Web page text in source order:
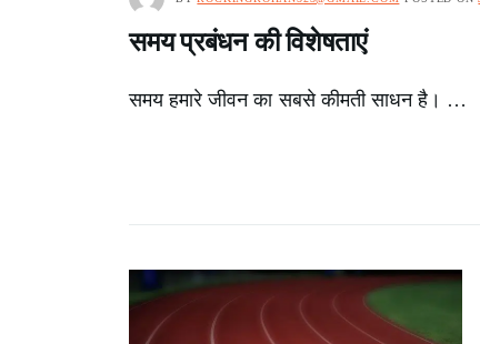
समय प्रबंधन की विशेषताएं
समय हमारे जीवन का सबसे कीमती साधन है। …